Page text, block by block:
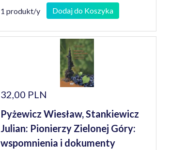
1 produkt/y Dodaj do Koszyka
32,00 PLN
Pyżewicz Wiesław, Stankiewicz
Julian: Pionierzy Zielonej Góry:
wspomnienia i dokumenty